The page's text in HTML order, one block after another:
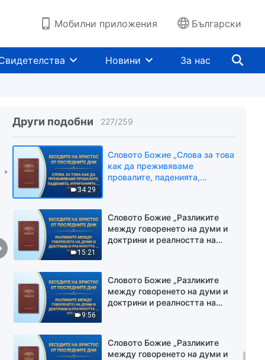
Мобилни приложения Български
Новини За нас
Други подобни 227/259
Словото Божие „Слова за това
изпитанията и как да се
облагородяваме“ (Откъс 61)
18:36
изпитанията и как да се
облагородяваме“ (Откъс 62)
34:29
Словото Божие „Слова за това
как да преживяваме
провалите, паденията,
15:21
Словото Божие „Разликите
между говоренето на думи и
доктрини и реалността на
9:56
Словото Божие „Разликите
между говоренето на думи и
доктрини и реалността на
Словото Божие „Разликите
между говоренето на думи и